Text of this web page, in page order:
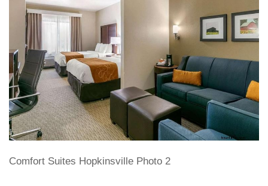
Comfort Suites Hopkinsville Photo 2